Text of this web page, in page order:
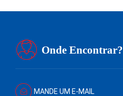
Onde Encontrar?
MANDE UM E-MAIL